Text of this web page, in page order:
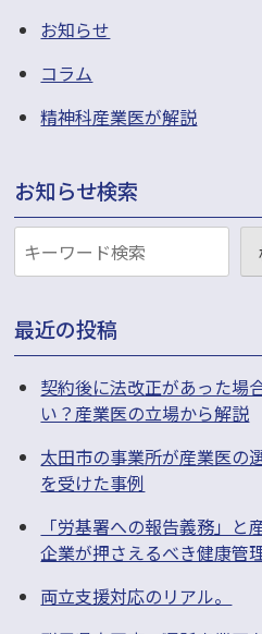
お知らせ
コラム
精神科産業医が解説
お知らせ検索
お
知
せ
検
最近の投稿
契約後に法改正があった場
い？産業医の立場から解説
太田市の事業所が産業医の
を受けた事例
「労基署への報告義務」と
企業が押さえるべき健康管
両立支援対応のリアル。